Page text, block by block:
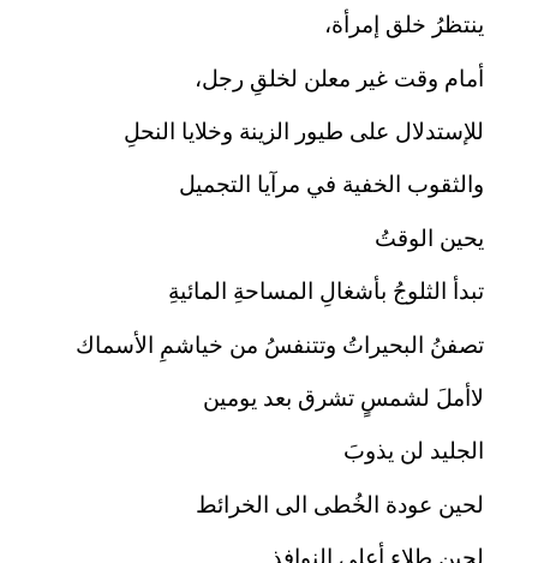
ينتظرُ خلق إمرأة،
أمام وقت غير معلن لخلقِ رجل،
للإستدلال على طيور الزينة وخلايا النحلِ
والثقوب الخفية في مرآيا التجميل
يحين الوقتُ
تبدأ الثلوجُ بأشغالِ المساحةِ المائيةِ
تصفنُ البحيراتُ وتتنفسُ من خياشمِ الأسماك
لاأملَ لشمسٍ تشرق بعد يومين
الجليد لن يذوبَ
لحين عودة الخُطى الى الخرائط
لحين طلاء أعلى النوافذ